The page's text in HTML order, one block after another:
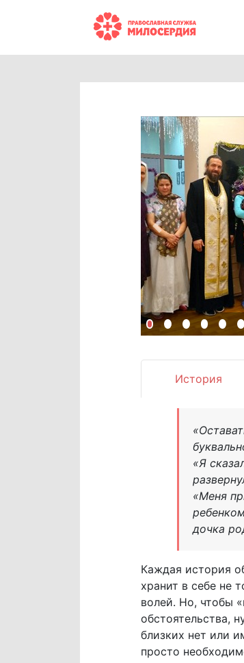
Previous
История
«Я
«Меня
дочка
Каждая история
хранит в себе не
волей. Но, чтобы
обстоятельства,
близких нет или
просто